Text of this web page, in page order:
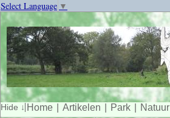
Select Language ▼
Home Artikelen Park Natuur